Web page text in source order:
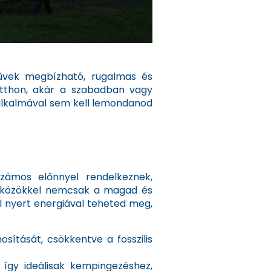
megbízható, rugalmas és
akár a szabadban vagy
sem kell lemondanod
előnnyel rendelkeznek,
nemcsak a magad és
energiával teheted meg,
csökkentve a fosszilis
ideálisak kempingezéshez,